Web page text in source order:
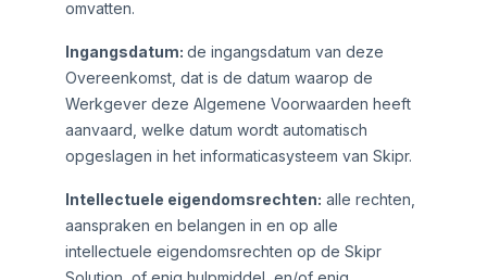
omvatten.
Ingangsdatum: de ingangsdatum van deze
Overeenkomst, dat is de datum waarop de
Werkgever deze Algemene Voorwaarden heeft
aanvaard, welke datum wordt automatisch
opgeslagen in het informaticasysteem van Skipr.
Intellectuele eigendomsrechten: alle rechten,
aanspraken en belangen in en op alle
intellectuele eigendomsrechten op de Skipr